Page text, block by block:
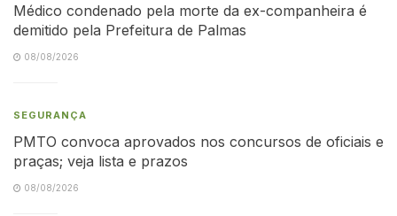
Médico condenado pela morte da ex-companheira é
demitido pela Prefeitura de Palmas
08/08/2026
SEGURANÇA
PMTO convoca aprovados nos concursos de oficiais e
praças; veja lista e prazos
08/08/2026